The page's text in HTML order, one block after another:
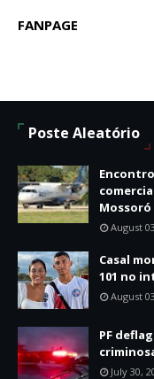
FANPAGE
Poste Aleatório
Mossoró
August
Casal
101 no
August
PF
July 30,